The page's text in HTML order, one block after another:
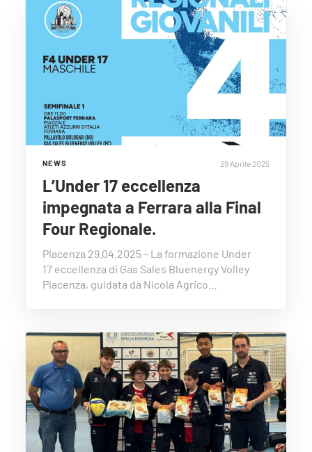
NEWS 29 Aprile 2025
L’Under 17 eccellenza
impegnata a Ferrara alla Final
Four Regionale.
Piacenza 29.04.2025 – La formazione Under
17 eccellenza di Gas Sales Bluenergy Volley
Piacenza, guidata da Nicola Agrico…